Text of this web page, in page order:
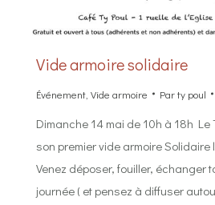
Vide armoire solidaire
Événement Vide armoire Party poul
Dimanche 14 mai de 10h à 18h Le
son premier vide armoire
Venez déposer, fouiller, échanger
journée ( et pensez à diffuser